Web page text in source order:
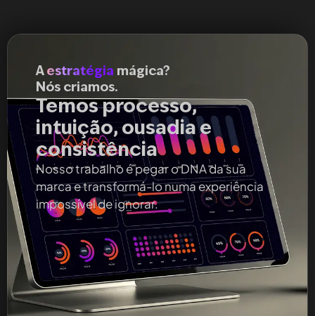
Aestratégia mágica?
Nós criamos.
Temos processo,
intuição, ousadia e
consistência
Nosso trabalho é pegar o DNA da sua
marca e transformá-lo numa experiência
impossível de ignorar.